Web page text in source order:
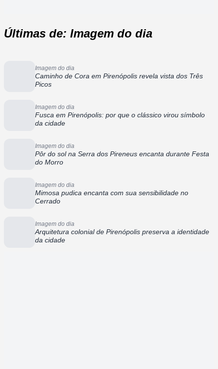
Últimas de: Imagem do dia
Imagem do dia
Caminho de Cora em Pirenópolis revela vista dos Três
Picos
Imagem do dia
Fusca em Pirenópolis: por que o clássico virou símbolo
da cidade
Imagem do dia
Pôr do sol na Serra dos Pireneus encanta durante Festa
do Morro
Imagem do dia
Mimosa pudica encanta com sua sensibilidade no
Cerrado
Imagem do dia
Arquitetura colonial de Pirenópolis preserva a identidade
da cidade